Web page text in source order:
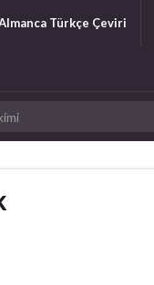
Türkçe Çeviri